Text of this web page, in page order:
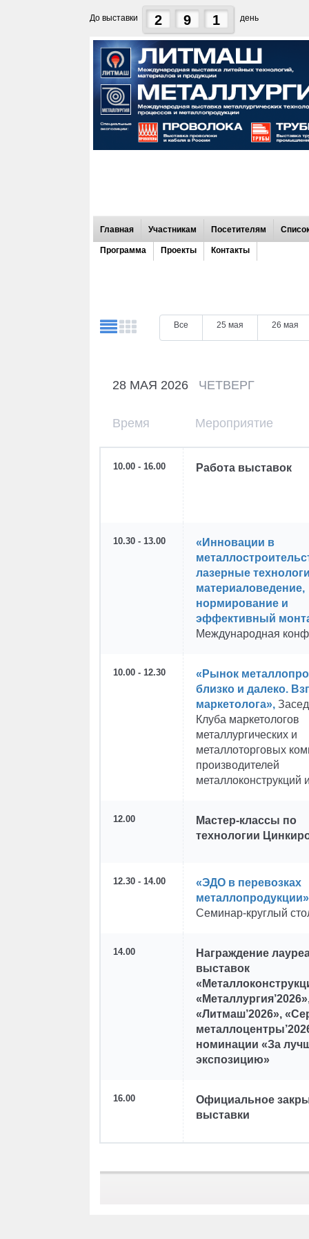
До выставки 2 9 1 день
Главная Участникам Посетителям
Программа Проекты Контакты
Все 25 мая 26 мая
28 МАЯ 2026 ЧЕТВЕРГ
Время Мероприятие
10.00 - 16.00 Работа выставок
10.30 - 13.00
«Инновации в
лазерные
материаловедение,
нормирование и
эффективный
Международная
10.00 - 12.30
«Рынок
близко и далеко.
маркетолога»,
Клуба маркетологов
металлургических и
металлоторговых
производителей
металлоконструкций
12.00
Мастер-классы по
технологии
12.30 - 14.00
«ЭДО в перевозках
Семинар-круглый
14.00
Награждение
выставок
«Литмаш’2026»,
номинации «За
экспозицию»
16.00
Официальное
выставки